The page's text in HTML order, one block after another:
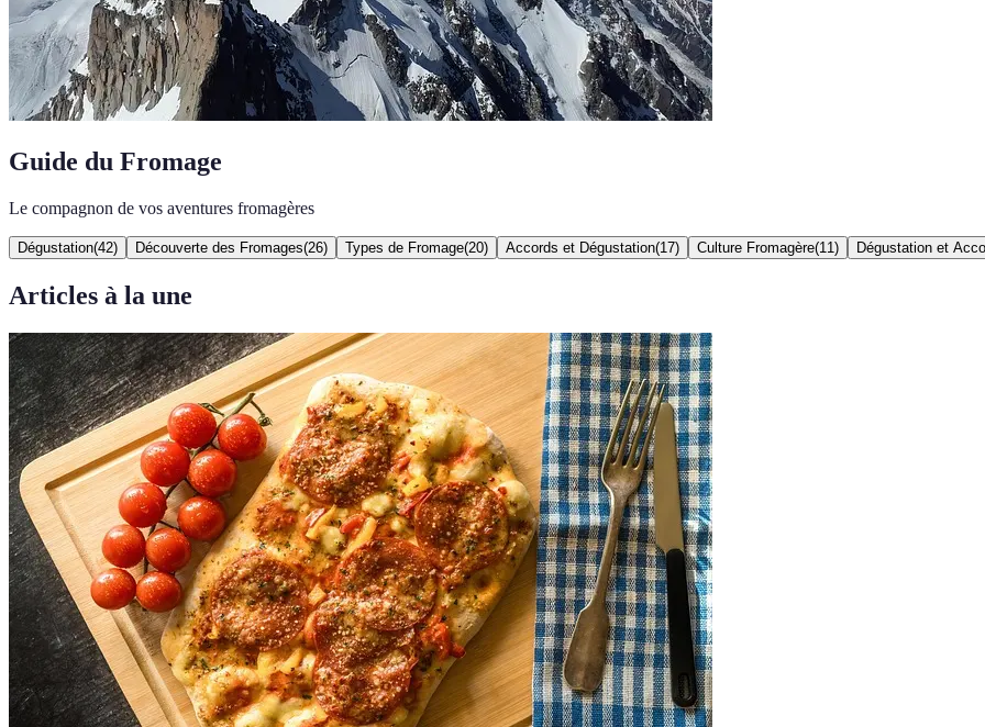
Guide du Fromage
Le compagnon de vos aventures fromagères
Dégustation(42) Découverte des Fromages(26) Types de Fromage(20) Accords et Dégustation(17) Culture Fromagère(11 ) Dégustation et
Articles à la une